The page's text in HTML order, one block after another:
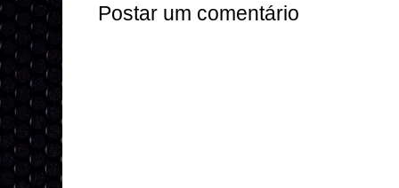
Postar um comentário